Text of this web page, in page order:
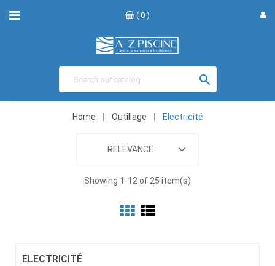
( 0 )

Home Outillage Electricité
RELEVANCE
Showing 1-12 of 25 item(s)
ELECTRICITÉ